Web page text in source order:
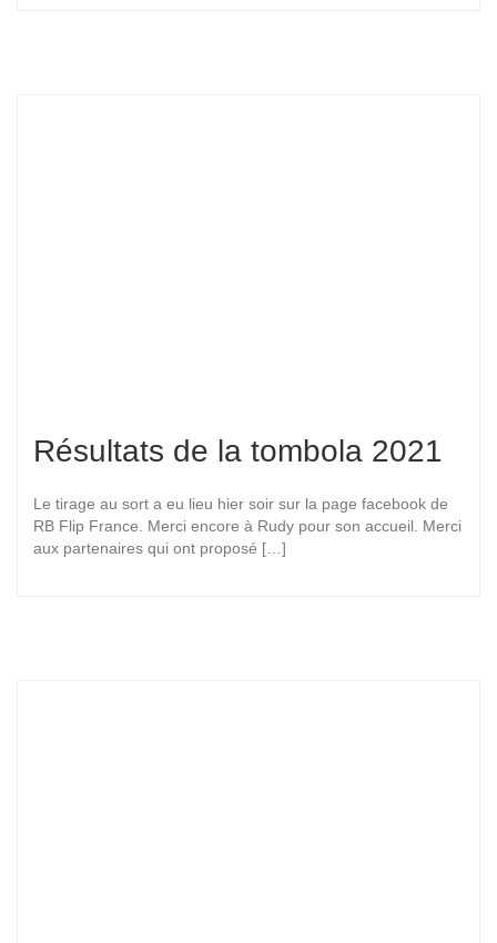
Résultats de la tombola 2021
Le tirage au sort a eu lieu hier soir sur la page facebook de
RB Flip France. Merci encore à Rudy pour son accueil. Merci
aux partenaires qui ont proposé […]